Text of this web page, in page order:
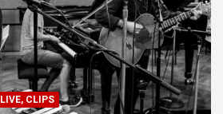
CLIPS